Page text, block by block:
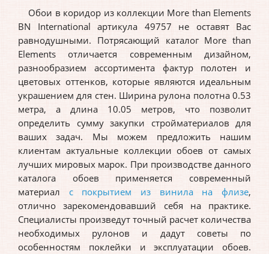
Обои в коридор из коллекции More than Elements
BN International артикула 49757 не оставят Вас
равнодушными. Потрясающий каталог More than
Elements отличается современным дизайном,
разнообразием ассортимента фактур полотен и
цветовых оттенков, которые являются идеальным
украшением для стен. Ширина рулона полотна 0.53
метра, а длина 10.05 метров, что позволит
определить сумму закупки стройматериалов для
ваших задач. Мы можем предложить нашим
клиентам актуальные коллекции обоев от самых
лучших мировых марок. При производстве данного
каталога обоев применяется современный
материал с покрытием из винила на флизе,
отлично зарекомендовавший себя на практике.
Специалисты произведут точный расчет количества
необходимых рулонов и дадут советы по
особенностям поклейки и эксплуатации обоев.